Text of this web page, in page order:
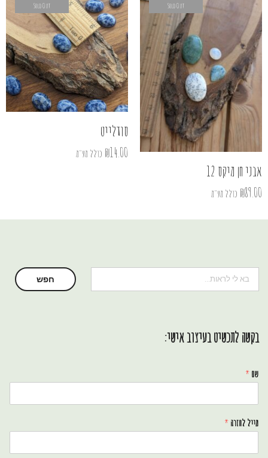
Sold Out
אבני חן מיקס 12
₪89.00 כולל מע"מ
Sold Out
סודלייט
₪14.00 כולל מע"מ
חיפוש חפש
בקשה לתכשיט בעיצוב אישי:
שם *
מייל לחזרה *